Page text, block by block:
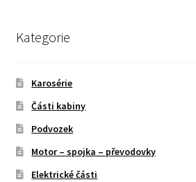
Kategorie
Karosérie
Části kabiny
Podvozek
Motor – spojka – převodovky
Elektrické části